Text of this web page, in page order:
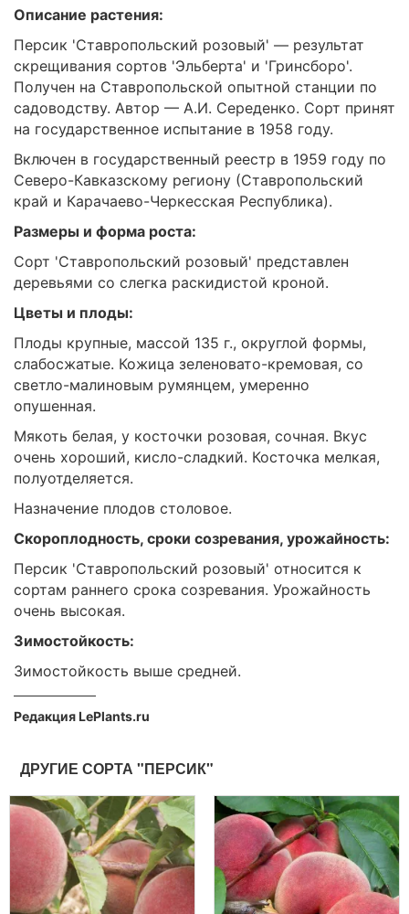
Описание растения:
Персик 'Ставропольский розовый' — результат
скрещивания сортов 'Эльберта' и 'Гринсборо'.
Получен на Ставропольской опытной станции по
садоводству. Автор — А.И. Середенко. Сорт принят
на государственное испытание в 1958 году.
Включен в государственный реестр в 1959 году по
Северо-Кавказскому региону (Ставропольский
край и Карачаево-Черкесская Республика).
Размеры и форма роста:
Сорт 'Ставропольский розовый' представлен
деревьями со слегка раскидистой кроной.
Цветы и плоды:
Плоды крупные, массой 135 г., округлой формы,
слабосжатые. Кожица зеленовато-кремовая, со
светло-малиновым румянцем, умеренно
опушенная.
Мякоть белая, у косточки розовая, сочная. Вкус
очень хороший, кисло-сладкий. Косточка мелкая,
полуотделяется.
Назначение плодов столовое.
Скороплодность, сроки созревания, урожайность:
Персик 'Ставропольский розовый' относится к
сортам раннего срока созревания. Урожайность
очень высокая.
Зимостойкость:
Зимостойкость выше средней.
Редакция LePlants.ru
ДРУГИЕ СОРТА "ПЕРСИК"